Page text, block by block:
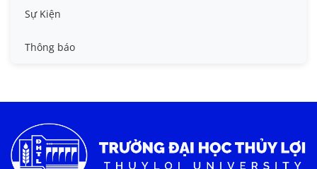
Tin công tác sinh viên
Tin đào tạo
Tin tức chung
Sự Kiện
Thông báo